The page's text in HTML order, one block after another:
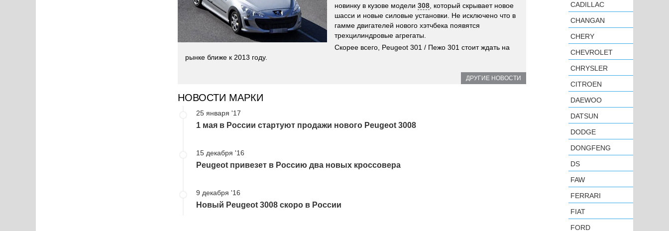
новинку в кузове модели 308 , который скрывает новое
шасси и новые силовые установки. Не исключено что в
гамме двигателей нового хэтчбека появятся
трехцилиндровые агрегаты.
Скорее всего, Peugeot 301 / Пежо 301 стоит ждать на
рынке ближе к 2013 году.
ДРУГИЕ НОВОСТИ
НОВОСТИ МАРКИ
25 января '17
1 мая в России стартуют продажи нового Peugeot 3008
15 декабря '16
Peugeot привезет в Россию два новых кроссовера
9 декабря '16
Новый Peugeot 3008 скоро в России
CADILLAC
CHANGAN
CHERY
CHEVROLET
CHRYSLER
CITROEN
DAEWOO
DATSUN
DODGE
DONGFENG
DS
FAW
FERRARI
FIAT
FORD